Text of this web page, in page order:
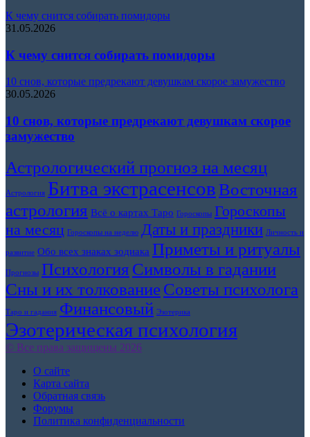
К чему снится собирать помидоры
31.05.2026
К чему снится собирать помидоры
10 снов, которые предрекают девушкам скорое замужество
30.05.2026
10 снов, которые предрекают девушкам скорое
замужество
Астрологический прогноз на месяц
Астрология Битва экстрасенсовВосточная
астрология Всё о картах Таро Гороскопы Гороскопы
на месяц Гороскопы на неделю Даты и праздники Личность и
развитие Обо всех знаках зодиака Приметы и ритуалы
Прогнозы Психология Символы в гадании
Сны и их толкованиеСоветы психолога
Таро и гадания Финансовый Эзотерика
Эзотерическая психология
© Все права защищены 2026
О сайте
Карта сайта
Обратная связь
Форумы
Политика конфиденциальности